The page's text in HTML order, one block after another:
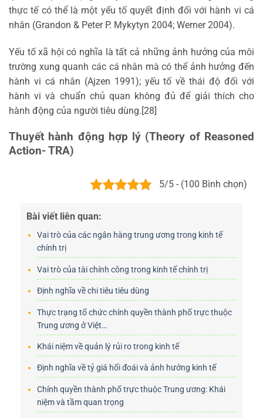
thực tế có thể là một yếu tố quyết định đối với hành vi cá
nhân (Grandon & Peter P. Mykytyn 2004; Werner 2004).
Yếu tố xã hội có nghĩa là tất cả những ảnh hưởng của môi
trường xung quanh các cá nhân mà có thể ảnh hưởng đến
hành vi cá nhân (Ajzen 1991); yếu tố về thái độ đối với
hành vi và chuẩn chủ quan không đủ để giải thích cho
hành động của người tiêu dùng.[28]
Thuyết hành động hợp lý (Theory of Reasoned
Action- TRA)
5/5 - (100 Bình chọn)
Bài viết liên quan:
Vai trò của các ngân hàng trung ương trong kinh tế
chính trị
Vai trò của tài chính công trong kinh tế chính trị
Định nghĩa về chi tiêu tiêu dùng
Thực trạng tổ chức chính quyền thành phố trực thuộc
Trung ương ở Việt…
Khái niệm về quản lý rủi ro trong kinh tế
Định nghĩa về tỷ giá hối đoái và ảnh hưởng kinh tế
Chính quyền thành phố trực thuộc Trung ương: Khái
niệm và tầm quan trọng